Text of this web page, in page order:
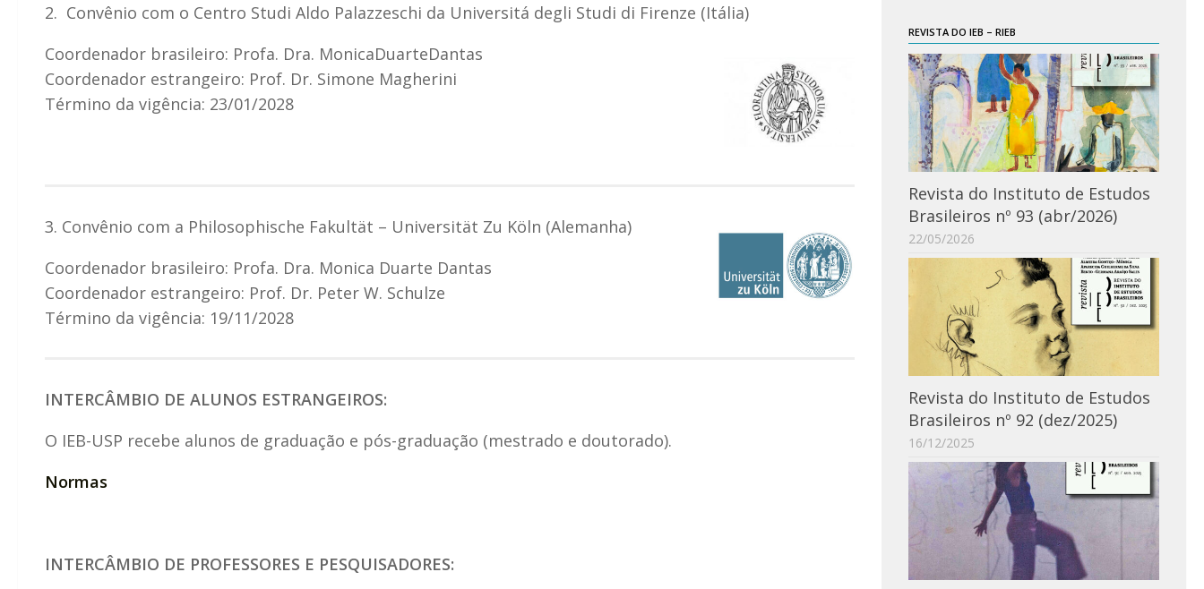
2. Convênio com o Centro Studi Aldo Palazzeschi da Universitá degli Studi di Firenze (Itália)
Coordenador brasileiro: Profa. Dra. MonicaDuarteDantas
Coordenador estrangeiro: Prof. Dr. Simone Magherini
Término da vigência: 23/01/2028
3. Convênio com a Philosophische Fakultät – Universität Zu Köln (Alemanha)
Coordenador brasileiro: Profa. Dra. Monica Duarte Dantas
Coordenador estrangeiro: Prof. Dr. Peter W. Schulze
Término da vigência: 19/11/2028
INTERCÂMBIO DE ALUNOS ESTRANGEIROS:
O IEB-USP recebe alunos de graduação e pós-graduação (mestrado e doutorado).
Normas
INTERCÂMBIO DE PROFESSORES E PESQUISADORES:
REVISTA DO IEB – RIEB
Revista do Instituto de Estudos
Brasileiros nº 93 (abr/2026)
22/05/2026
Revista do Instituto de Estudos
Brasileiros nº 92 (dez/2025)
16/12/2025